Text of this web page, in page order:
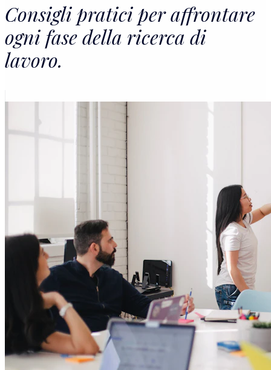
Consigli pratici per affrontare
ogni fase della ricerca di
lavoro.